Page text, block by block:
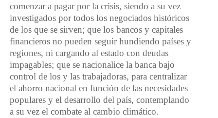
comenzar a pagar por la crisis, siendo a su vez
investigados por todos los negociados históricos
de los que se sirven; que los bancos y capitales
financieros no pueden seguir hundiendo países y
regiones, ni cargando al estado con deudas
impagables; que se nacionalice la banca bajo
control de los y las trabajadoras, para centralizar
el ahorro nacional en función de las necesidades
populares y el desarrollo del país, contemplando
a su vez el combate al cambio climático.